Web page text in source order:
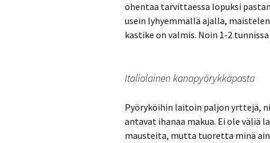
ohentaa tarvittaessa lopuksi
usein lyhyemmällä ajalla,
kastike on valmis. Noin 1-2
Italialainen kanapyörykkäpasta
Pyöryköihin laitoin paljon yrttejä,
antavat ihanaa makua. Ei ole
mausteita, mutta tuoretta minä